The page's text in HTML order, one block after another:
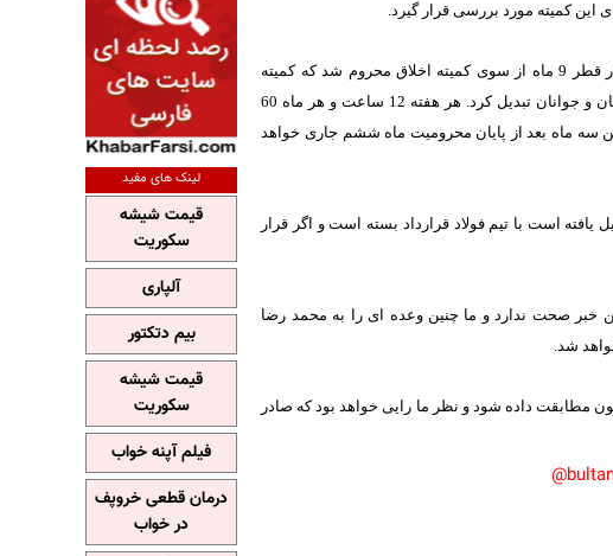
کمیته مورد بررسی قرار گیرد.
محمد رضا خانزاده در روزهای حضور در پرسپولیس به دلیل درگیری با طرفدار این تیم در قطر 9 ماه از سوی کمیته اخلاق محروم شد که کمیته
استیناف سه ماه از این 9 ماه محرومیت را به کار در فوتبال پایه و هم چنین آموش نوجوانان و جوانان تبدیل کرد. هر هفته 12 ساعت و هر ماه 60
سه ماه بعد از پایان محرومیت ماه ششم جاری خواهد
است با تیم فولاد قرارداد بسته است و اگر قرار
خبر صحت ندارد و ما چنین وعده ای را به محمد رضا
شد.
مطابقت داده شود و نظر ما رایی خواهد بود که صادر
لینک های مفید
قیمت شیشه
سکوریت
آلپاری
بیم دتکتور
قیمت شیشه
سکوریت
فیلم آپنه خواب
درمان قطعی خروپف
در خواب